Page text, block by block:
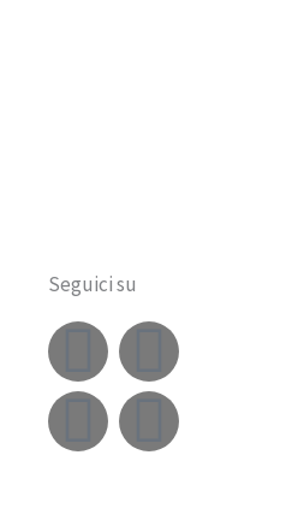
Seguici su
F
a
c
I
n
s
Y
o
u
T
i
k